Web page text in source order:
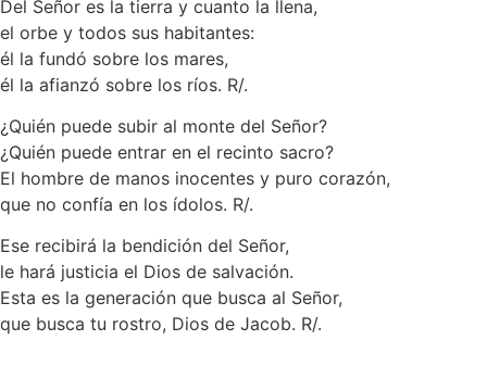
Del Señor es la tierra y cuanto la llena,
el orbe y todos sus habitantes:
él la fundó sobre los mares,
él la afianzó sobre los ríos. R/.
¿Quién puede subir al monte del Señor?
¿Quién puede entrar en el recinto sacro?
El hombre de manos inocentes y puro corazón,
que no confía en los ídolos. R/.
Ese recibirá la bendición del Señor,
le hará justicia el Dios de salvación.
Esta es la generación que busca al Señor,
que busca tu rostro, Dios de Jacob. R/.